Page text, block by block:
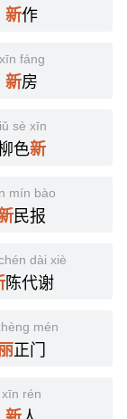
新作
xīn fáng
新房
sè xīn
色新
mín bào
民报
dài xiè
陈代谢
mén
正门
xīn rén